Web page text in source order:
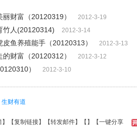
财富（20120319）
2012-3-19
竹人(20120314) 2012-3-14
鱼养殖能手（20120313） 2012-3-13
财富（20120312） 2012-3-12
） 2012-3-10
生财有道
】【复制链接】【转发邮件】【 】 【一键分享